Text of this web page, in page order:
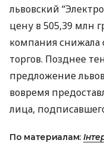
львовский
цену в 505,39 млн
компания снижала
торгов. Позднее
предложение
вовремя
лица,
По материалам: